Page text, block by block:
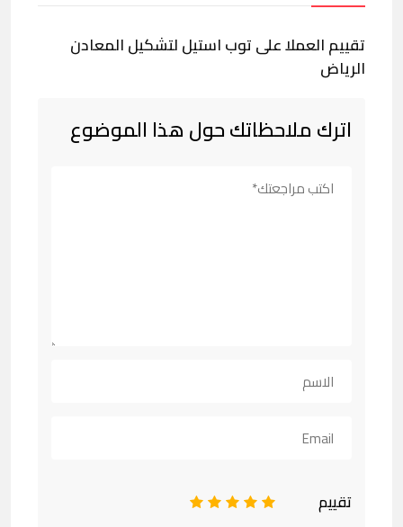
تقييم العملا على توب استيل لتشكيل المعادن
الرياض
اترك ملاحظاتك حول هذا الموضوع
تقييم 5
4
3
2